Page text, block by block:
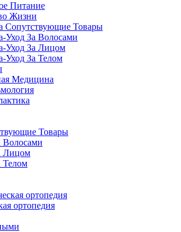
Питание
Жизни
Сопутствующие Товары
Уход За Волосами
Уход За Лицом
Уход За Телом
Медицина
Товары
Волосами
Лицом
Телом
ортопедия
ортопедия